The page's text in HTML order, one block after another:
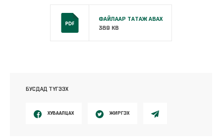
ФАЙЛААР ТАТАЖ АВАХ
389 KB
БУСДАД ТҮГЭЭХ
ХУВААЛЦАХ ЖИРГЭХ